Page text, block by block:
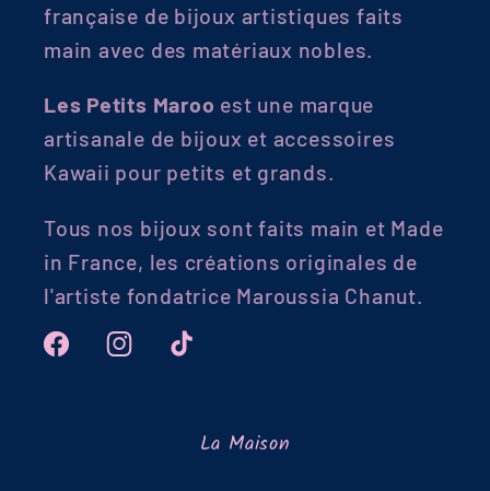
française de bijoux artistiques faits
main avec des matériaux nobles.
Les Petits Maroo est une marque
artisanale de bijoux et accessoires
Kawaii pour petits et grands.
Tous nos bijoux sont faits main et Made
in France, les créations originales de
l'artiste fondatrice Maroussia Chanut.
FacebookInstagramTikTok
La Maison